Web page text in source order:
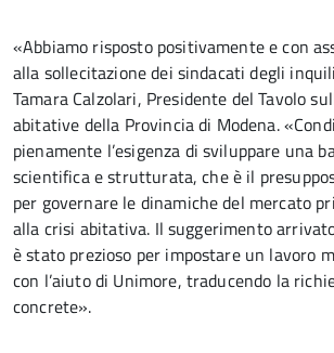
«Abbiamo risposto positivamente e con
alla sollecitazione dei sindacati degli
Tamara Calzolari, Presidente del Tavolo
abitative della Provincia di Modena.
pienamente l’esigenza di sviluppare una
scientifica e strutturata, che è il
per governare le dinamiche del mercato
alla crisi abitativa. Il suggerimento
è stato prezioso per impostare un lavoro
con l’aiuto di Unimore, traducendo la
concrete».